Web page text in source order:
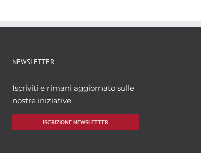
NEWSLETTER
Iscriviti e rimani aggiornato sulle
nostre iniziative
ISCRIZIONE NEWSLETTER